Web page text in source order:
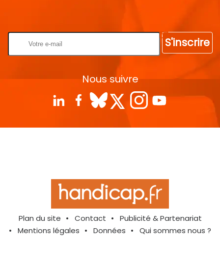
S'inscrire
Nous suivre
Plan du site Contact
Publicité & Partenariat
Mentions légales
Données Qui sommes nous ?